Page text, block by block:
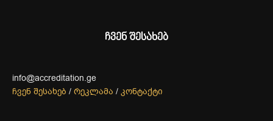
ჩვენ შესახებ
info@accreditation.ge
ჩვენ შესახებ / რეკლამა / კონტაქტი